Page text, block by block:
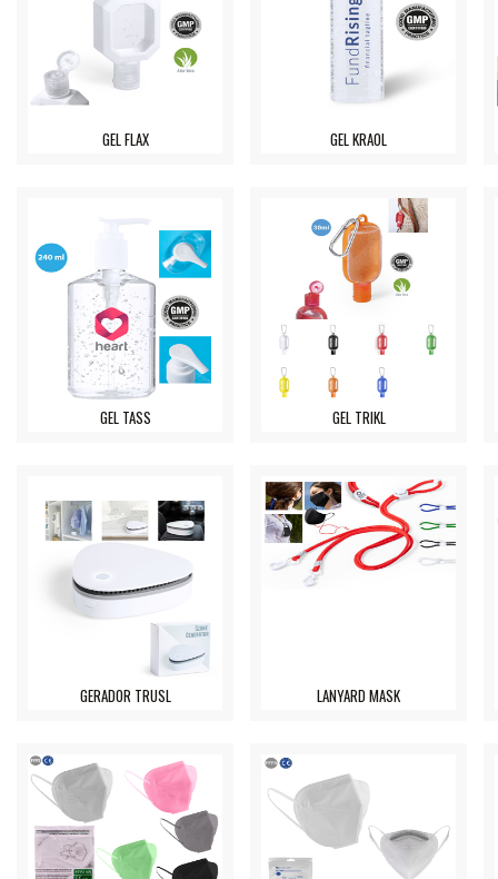
GEL FLAX GEL KRAOL
GEL TASS GEL TRIKL
GERADOR TRUSL LANYARD MASK